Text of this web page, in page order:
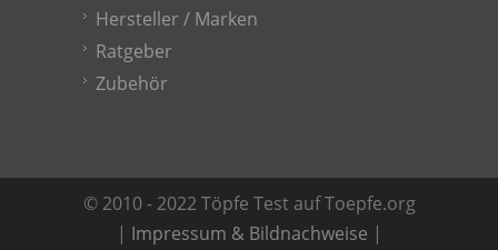
Hersteller / Marken
Ratgeber
Zubehör
© 2010 - 2022 Töpfe Test auf Toepfe.org
| Impressum & Bildnachweise |